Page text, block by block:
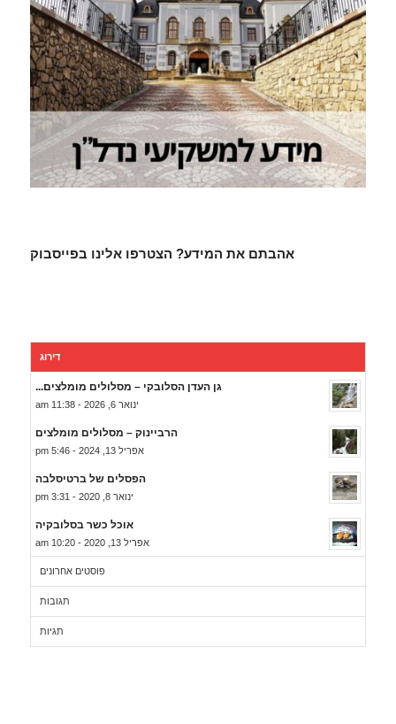
אהבתם את המידע? הצטרפו אלינו בפייסבוק
דירוג
גן העדן הסלובקי – מסלולים מומלצים...
ינואר 6, 2026 - 11:38 am
הרביינוק – מסלולים מומלצים
אפריל 13, 2024 - 5:46 pm
הפסלים של ברטיסלבה
ינואר 8, 2020 - 3:31 pm
אוכל כשר בסלובקיה
אפריל 13, 2020 - 10:20 am
פוסטים אחרונים
תגובות
תגיות